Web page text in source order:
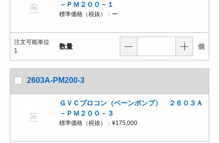
－ＰＭ２００－１
標準価格（税抜）： ー
注文可能単位
1
数量 個
2603A-PM200-3
ＧＶＣプロコン（ベーンポンプ） ２６０３Ａ
－ＰＭ２００－３
標準価格（税抜）： ¥175,000